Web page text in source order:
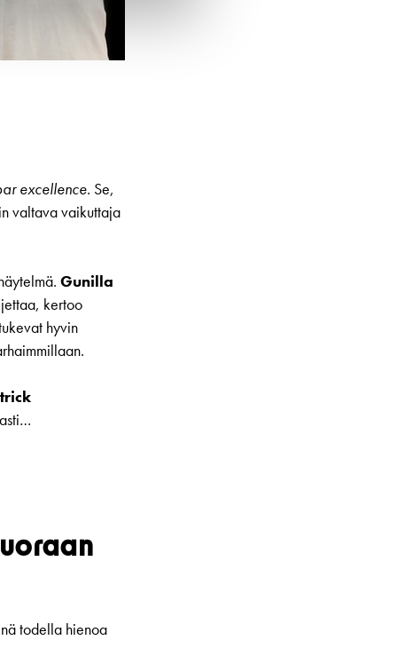
excellence. Se,
valtava vaikuttaja
Gunilla
kertoo
hyvin
todella hienoa